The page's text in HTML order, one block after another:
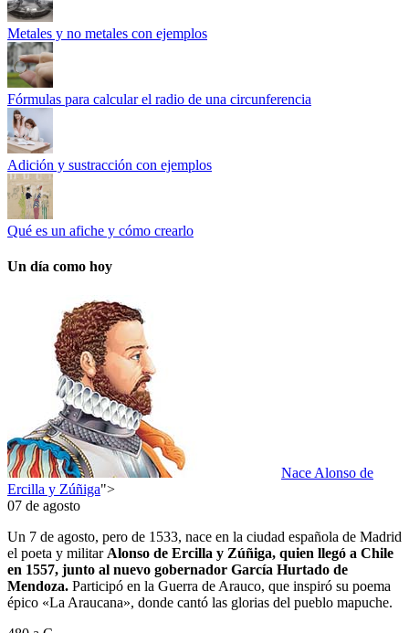
Metales y no metales con ejemplos
Fórmulas para calcular el radio de una circunferencia
Adición y sustracción con ejemplos
Qué es un afiche y cómo crearlo
Un día como hoy
Nace Alonso de
Ercilla y Zúñiga">
07 de agosto
Un 7 de agosto, pero de 1533, nace en la ciudad española de Madrid
el poeta y militar Alonso de Ercilla y Zúñiga, quien llegó a Chile
en 1557, junto al nuevo gobernador García Hurtado de
Mendoza. Participó en la Guerra de Arauco, que inspiró su poema
épico «La Araucana», donde cantó las glorias del pueblo mapuche.